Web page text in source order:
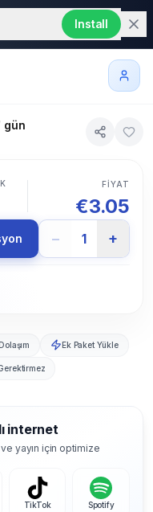
Install
gün
FIYAT
€3.05
− 1 +
Ek Paket Yükle
internet
yayın için optimize
TikTok Spotify